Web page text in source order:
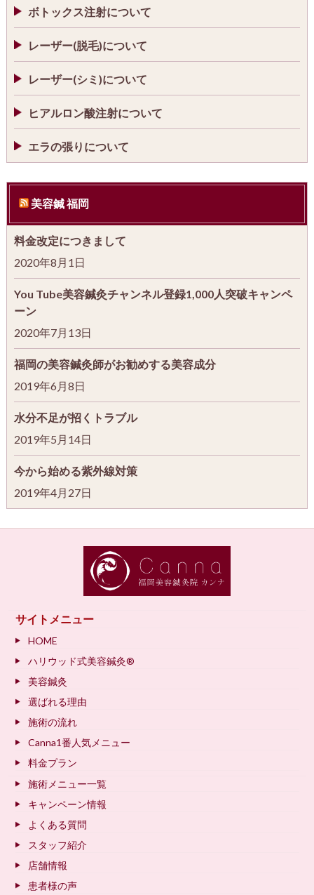
ボトックス注射について
レーザー(脱毛)について
レーザー(シミ)について
ヒアルロン酸注射について
エラの張りについて
美容鍼 福岡
料金改定につきまして
2020年8月1日
You Tube美容鍼灸チャンネル登録1,000人突破キャンペ
ーン
2020年7月13日
福岡の美容鍼灸師がお勧めする美容成分
2019年6月8日
水分不足が招くトラブル
2019年5月14日
今から始める紫外線対策
2019年4月27日
サイトメニュー
HOME
ハリウッド式美容鍼灸®
美容鍼灸
選ばれる理由
施術の流れ
Canna1番人気メニュー
料金プラン
施術メニュー一覧
キャンペーン情報
よくある質問
スタッフ紹介
店舗情報
患者様の声